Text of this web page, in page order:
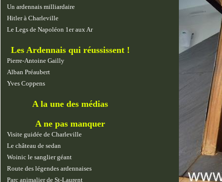
Un ardennais milliardaire
Hitler à Charleville
Le Legs de Napoléon 1er aux Ar
Les Ardennais qui réussissent !
Pierre-Antoine Gailly
Alban Préaubert
Yves Coppens
A la une des médias
A ne pas manquer
Visite guidée de Charleville
Le château de sedan
Woinic le sanglier géant
Route des légendes ardennaises
Parc animalier de St-Laurent